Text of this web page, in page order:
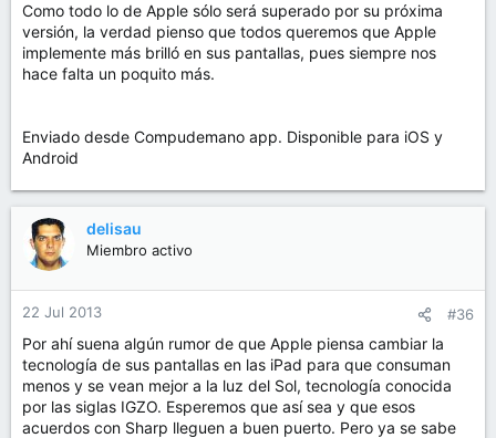
Como todo lo de Apple sólo será superado por su próxima
versión, la verdad pienso que todos queremos que Apple
implemente más brilló en sus pantallas, pues siempre nos
hace falta un poquito más.
Enviado desde Compudemano app. Disponible para iOS y
Android
delisau
Miembro activo
22 Jul 2013 #36
Por ahí suena algún rumor de que Apple piensa cambiar la
tecnología de sus pantallas en las iPad para que consuman
menos y se vean mejor a la luz del Sol, tecnología conocida
por las siglas IGZO. Esperemos que así sea y que esos
acuerdos con Sharp lleguen a buen puerto. Pero ya se sabe